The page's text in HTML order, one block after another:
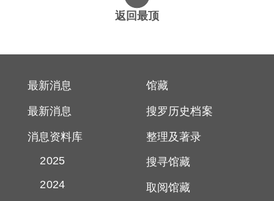
我
返回最顶
最新消息
最新消息
消息资料库
2025
2024
馆藏
搜罗历史档案
整理及著录
搜寻馆藏
取阅馆藏